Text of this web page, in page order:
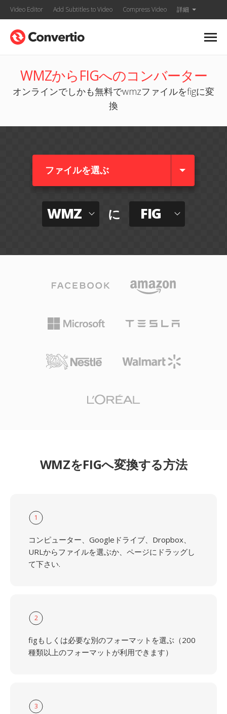
Video Editor Add Subtitles to Video Compress Video 詳細
WMZからFIGへのコンバーター
オンラインでしかも無料でwmzファイルをfigに変
換
ファイルを選ぶ
WMZ に FIG
WMZをFIGへ変換する方法
1
コンピューター、Googleドライブ、Dropbox、
URLからファイルを選ぶか、ページにドラッグし
て下さい.
2
figもしくは必要な別のフォーマットを選ぶ（200
種類以上のフォーマットが利用できます）
3